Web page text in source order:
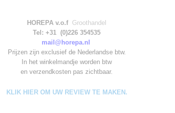
HOREPA v.o.f Groothandel
Tel: +31 (0)226 354535
mail@horepa.nl
Prijzen zijn exclusief de Nederlandse btw.
In het winkelmandje worden btw
en verzendkosten pas zichtbaar.
KLIK HIER OM UW REVIEW TE MAKEN.